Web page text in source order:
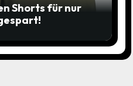
Shorts für nur